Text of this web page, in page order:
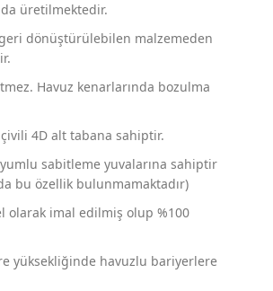
üretilmektedir.
dönüştürülebilen malzemeden
Havuz kenarlarında bozulma
4D alt tabana sahiptir.
sabitleme yuvalarına sahiptir
bu özellik bulunmamaktadır)
olarak imal edilmiş olup %100
yüksekliğinde havuzlu bariyerlere